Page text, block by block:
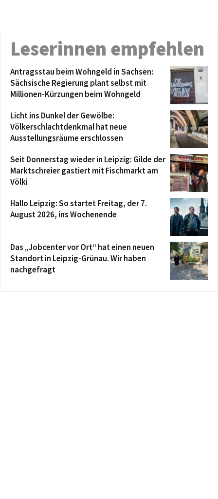
Leserinnen empfehlen
Antragsstau beim Wohngeld in Sachsen:
Sächsische Regierung plant selbst mit
Millionen-Kürzungen beim Wohngeld
Licht ins Dunkel der Gewölbe:
Völkerschlachtdenkmal hat neue
Ausstellungsräume erschlossen
Seit Donnerstag wieder in Leipzig: Gilde der
Marktschreier gastiert mit Fischmarkt am
Völki
Hallo Leipzig: So startet Freitag, der 7.
August 2026, ins Wochenende
Das „Jobcenter vor Ort“ hat einen neuen
Standort in Leipzig-Grünau. Wir haben
nachgefragt